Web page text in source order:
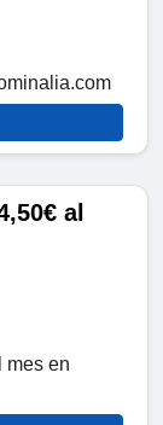
al
mes en